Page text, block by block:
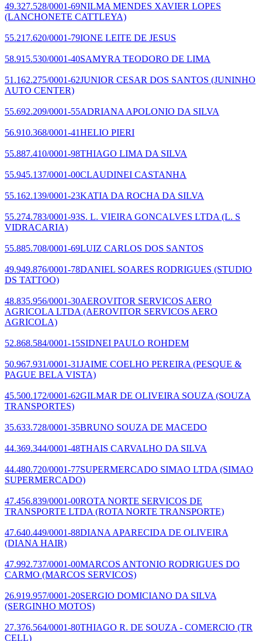
49.327.528/0001-69NILMA MENDES XAVIER LOPES
(LANCHONETE CATTLEYA)
55.217.620/0001-79IONE LEITE DE JESUS
58.915.530/0001-40SAMYRA TEODORO DE LIMA
51.162.275/0001-62JUNIOR CESAR DOS SANTOS (JUNINHO
AUTO CENTER)
55.692.209/0001-55ADRIANA APOLONIO DA SILVA
56.910.368/0001-41HELIO PIERI
55.887.410/0001-98THIAGO LIMA DA SILVA
55.945.137/0001-00CLAUDINEI CASTANHA
55.162.139/0001-23KATIA DA ROCHA DA SILVA
55.274.783/0001-93S. L. VIEIRA GONCALVES LTDA (L. S
VIDRACARIA)
55.885.708/0001-69LUIZ CARLOS DOS SANTOS
49.949.876/0001-78DANIEL SOARES RODRIGUES (STUDIO
DS TATTOO)
48.835.956/0001-30AEROVITOR SERVICOS AERO
AGRICOLA LTDA (AEROVITOR SERVICOS AERO
AGRICOLA)
52.868.584/0001-15SIDNEI PAULO ROHDEM
50.967.931/0001-31JAIME COELHO PEREIRA (PESQUE &
PAGUE BELA VISTA)
45.500.172/0001-62GILMAR DE OLIVEIRA SOUZA (SOUZA
TRANSPORTES)
35.633.728/0001-35BRUNO SOUZA DE MACEDO
44.369.344/0001-48THAIS CARVALHO DA SILVA
44.480.720/0001-77SUPERMERCADO SIMAO LTDA (SIMAO
SUPERMERCADO)
47.456.839/0001-00ROTA NORTE SERVICOS DE
TRANSPORTE LTDA (ROTA NORTE TRANSPORTE)
47.640.449/0001-88DIANA APARECIDA DE OLIVEIRA
(DIANA HAIR)
47.992.737/0001-00MARCOS ANTONIO RODRIGUES DO
CARMO (MARCOS SERVICOS)
26.919.957/0001-20SERGIO DOMICIANO DA SILVA
(SERGINHO MOTOS)
27.376.564/0001-80THIAGO R. DE SOUZA - COMERCIO (TR
CELL)